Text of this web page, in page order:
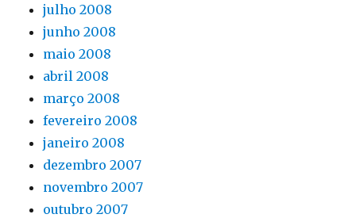
julho 2008
junho 2008
maio 2008
abril 2008
março 2008
fevereiro 2008
janeiro 2008
dezembro 2007
novembro 2007
outubro 2007